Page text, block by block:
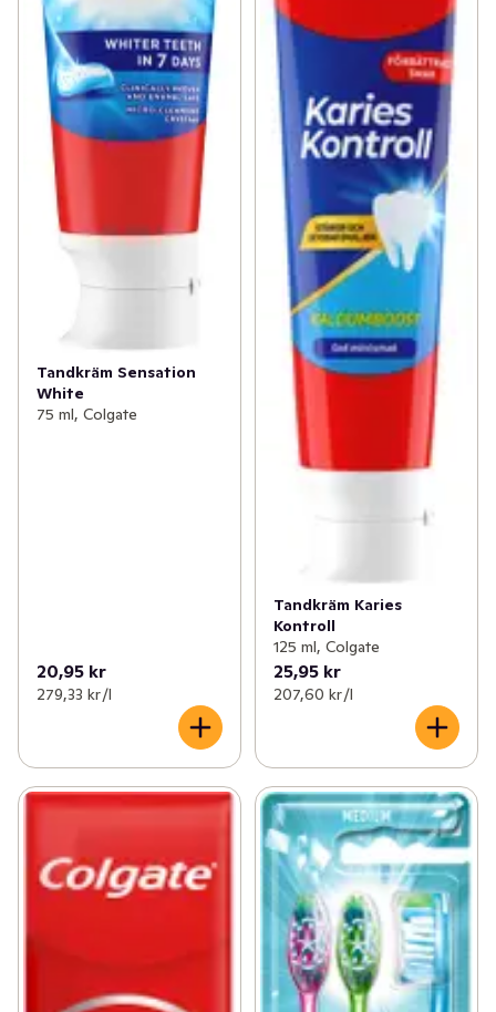
Tandkräm Sensation
White
75 ml, Colgate
20,95 kr
279,33 kr /l
Tandkräm Karies
Kontroll
125 ml, Colgate
25,95 kr
207,60 kr /l